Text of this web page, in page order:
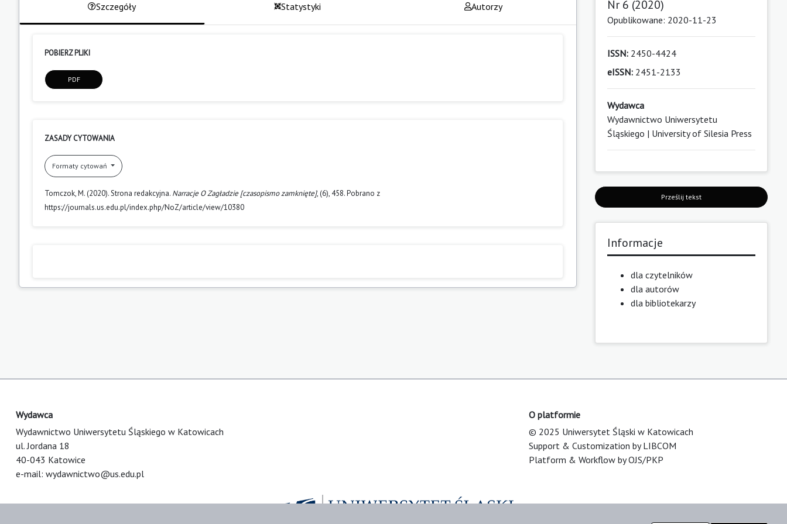
Szczegóły Statystyki Autorzy
POBIERZ PLIKI
PDF
ZASADY CYTOWANIA
Formaty cytowań
Tomczok, M. (2020). Strona redakcyjna. Narracje O Zagładzie [czasopismo zamknięte], (6), 458. Pobrano z
https://journals.us.edu.pl/index.php/NoZ/article/view/10380
Nr 6 (2020)
Opublikowane: 2020-11-23
ISSN:2450-4424
eISSN:2451-2133
Wydawca
Wydawnictwo Uniwersytetu
Śląskiego | University of Silesia Press
Prześlij tekst
Informacje
dla czytelników
dla autorów
dla bibliotekarzy
Wydawca
Wydawnictwo Uniwersytetu Śląskiego w Katowicach
ul. Jordana 18
40-043 Katowice
e-mail: wydawnictwo@us.edu.pl
O platformie
© 2025 Uniwersytet Śląski w Katowicach
Support & Customization by LIBCOM
Platform & Workflow by OJS/PKP